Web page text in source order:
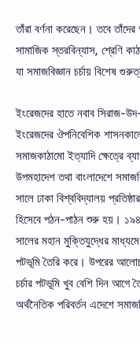
তাঁরা বর্ণনা করেছেন। তবে
সামাজিক স্তরবিন্যাস, শ্রেণি
যা সমাজবিজ্ঞান চর্চায় বিশেষ
ইংরেজদের হাতে নবাব সিরাজ-
ইংরেজদের ঔপনিবেশিক
সমাজকাঠামাে ইত্যাদি ক্ষেত্রে
উপমহাদেশ তথা বাংলাদেশে
সালে ঢাকা বিশ্ববিদ্যালয়
হিসেবে পঠন-পাঠন শুরু হয়।
সালের মহান মুক্তিযুদ্ধের মাধ্যমে
পটভূমি তৈরি করে। উপরের
চর্চার পটভূমি খুব বেশি দিন আগে
অর্থনৈতিক পরিবর্তন এদেশে